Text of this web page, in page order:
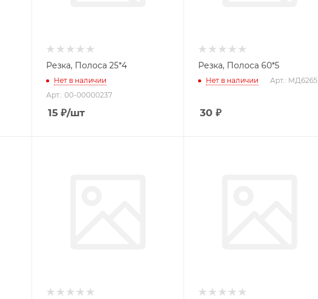
Резка, Полоса 25*4
Нет в наличии
Арт.: 00-00000237
15₽/шт
Резка, Полоса 60*5
Нет в наличии Арт.: МД6265
30 ₽